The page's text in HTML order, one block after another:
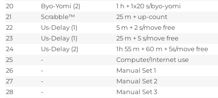
20
Byo-Yomi (2)
1 h + 1x20 s/byo-yomi
21
Scrabble™
25 m + up-count
22
Us-Delay (1)
5 m + 2 s/move free
23
Us-Delay (1)
25 m + 5 s/move free
24
Us-Delay (2)
1h 55 m + 60 m + 5s/move free
25
-
Computer/Internet use
26
-
Manual Set 1
27
-
Manual Set 2
28
-
Manual Set 3